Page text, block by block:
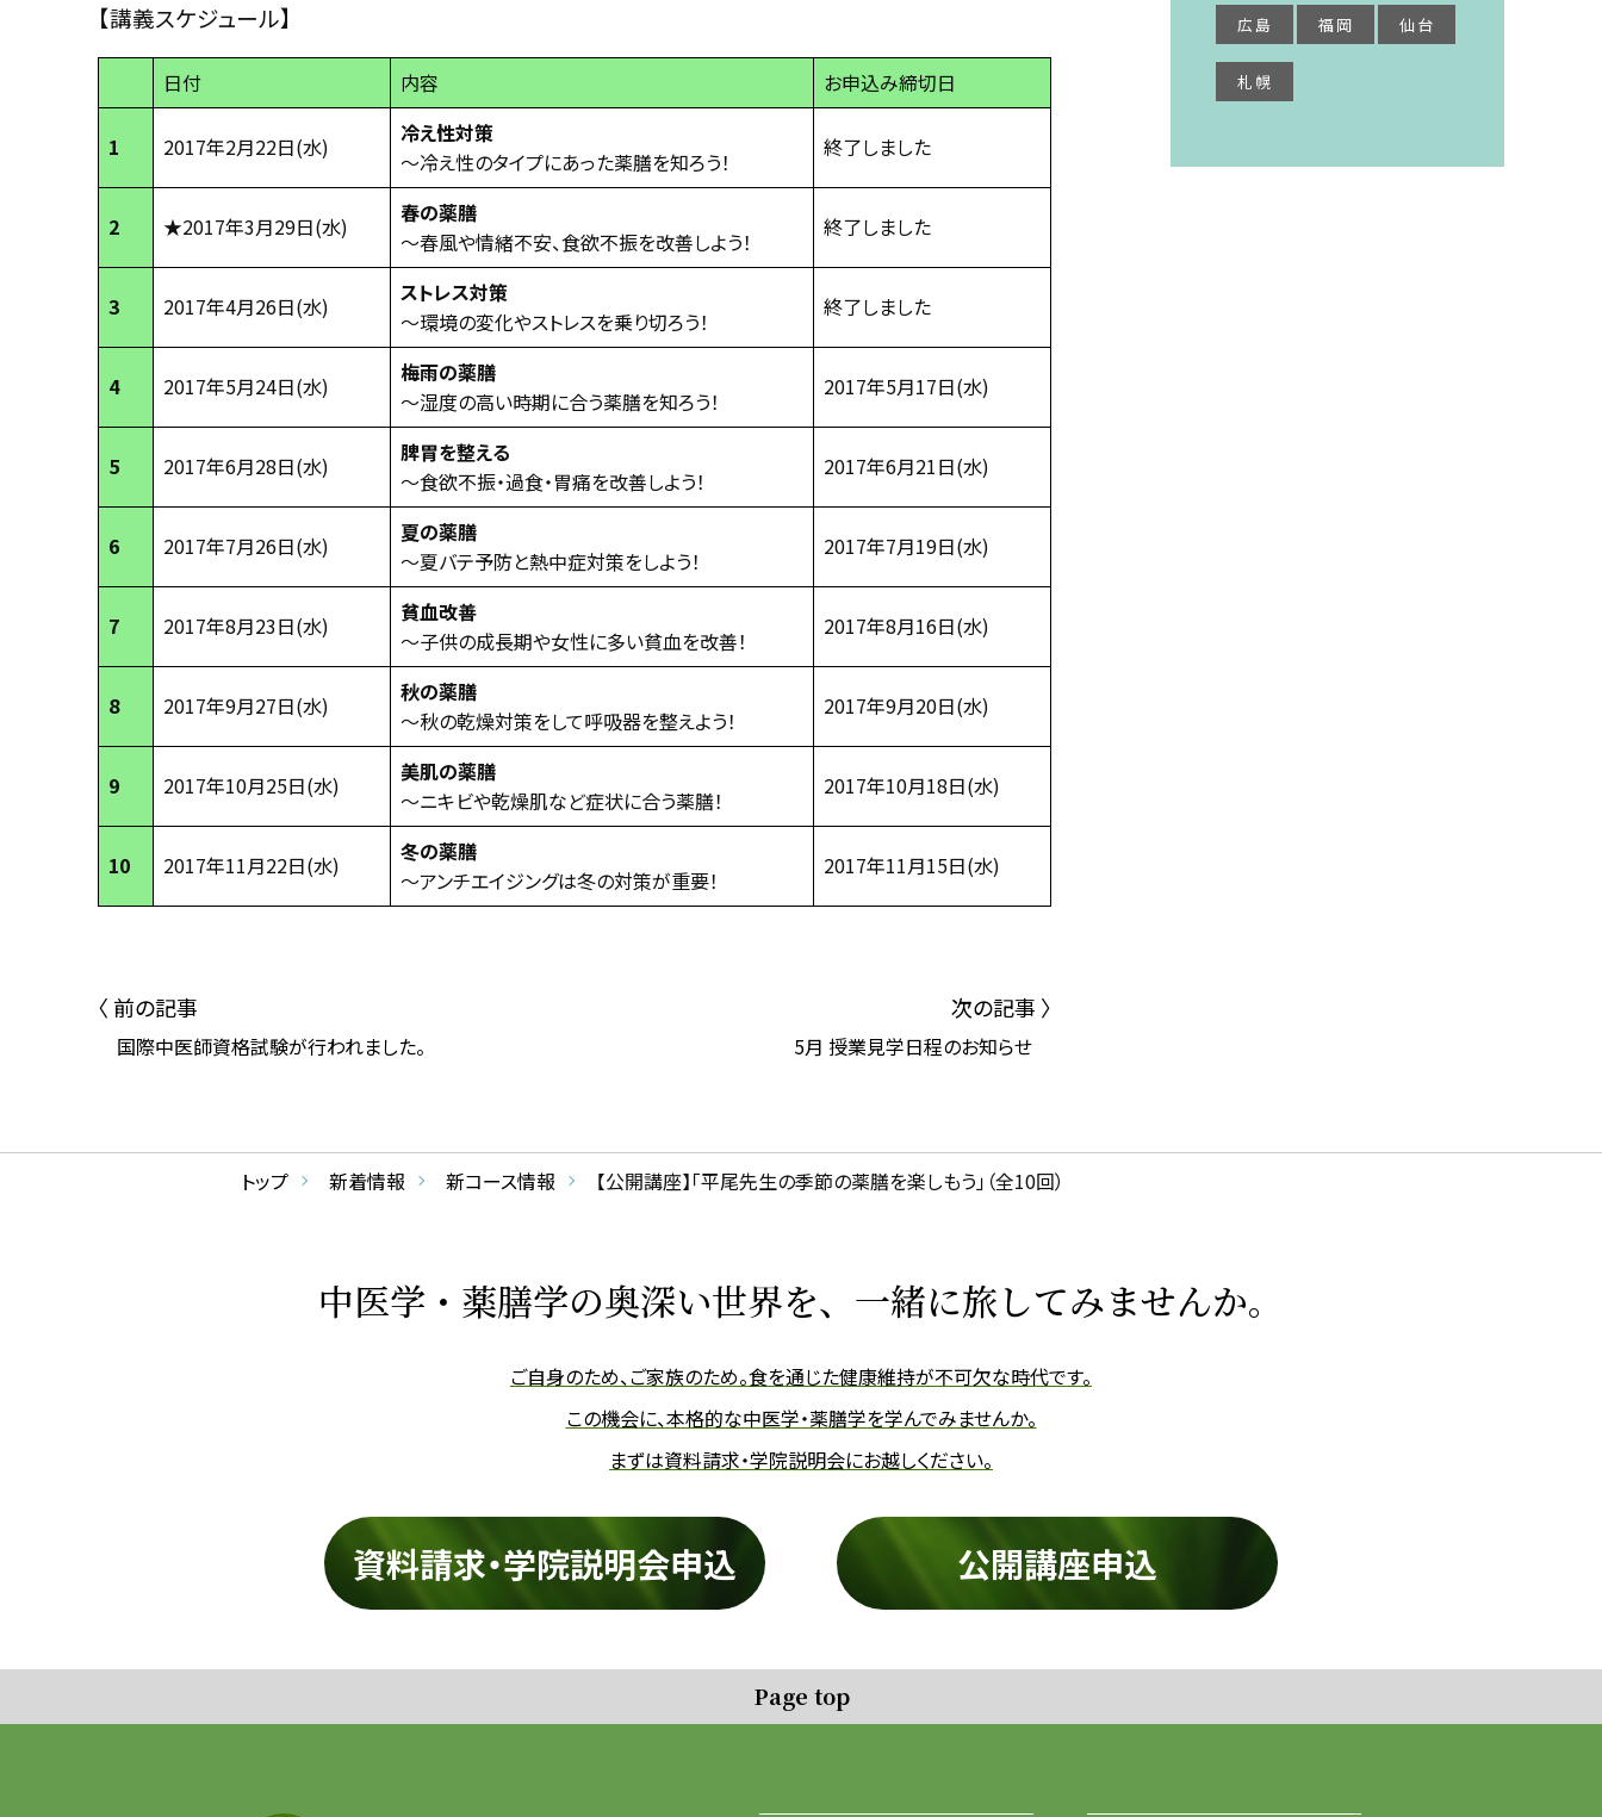
【講義スケジュール】
日付 内容 お申込み締切日
1 2017年2月22日(水)
冷え性対策
～冷え性のタイプにあった薬膳を知ろう！
終了しました
2 ★2017年3月29日(水)
春の薬膳
～春風や情緒不安、食欲不振を改善しよう！
終了しました
3 2017年4月26日(水)
ストレス対策
～環境の変化やストレスを乗り切ろう！
終了しました
4 2017年5月24日(水)
梅雨の薬膳
～湿度の高い時期に合う薬膳を知ろう！
2017年5月17日(水)
5 2017年6月28日(水)
脾胃を整える
～食欲不振・過食・胃痛を改善しよう！
2017年6月21日(水)
6 2017年7月26日(水)
夏の薬膳
～夏バテ予防と熱中症対策をしよう！
2017年7月19日(水)
7 2017年8月23日(水)
貧血改善
～子供の成長期や女性に多い貧血を改善！
2017年8月16日(水)
8 2017年9月27日(水)
秋の薬膳
～秋の乾燥対策をして呼吸器を整えよう！
2017年9月20日(水)
9 2017年10月25日(水)
美肌の薬膳
～ニキビや乾燥肌など症状に合う薬膳！
2017年10月18日(水)
10 2017年11月22日(水)
冬の薬膳
～アンチエイジングは冬の対策が重要！
2017年11月15日(水)
〈 前の記事
国際中医師資格試験が行われました。
次の記事 〉
5月 授業見学日程のお知らせ
広島 福岡 仙台
札幌
トップ 新着情報 新コース情報 【公開講座】「平尾先生の季節の薬膳を楽しもう」（全10回）
中医学・薬膳学の奥深い世界を、 一緒に旅してみませんか。
ご自身のため、ご家族のため。食を通じた健康維持が不可欠な時代です。
この機会に、本格的な中医学・薬膳学を学んでみませんか。
まずは資料請求・学院説明会にお越しください。
資料請求・学院説明会申込 公開講座申込
Page top